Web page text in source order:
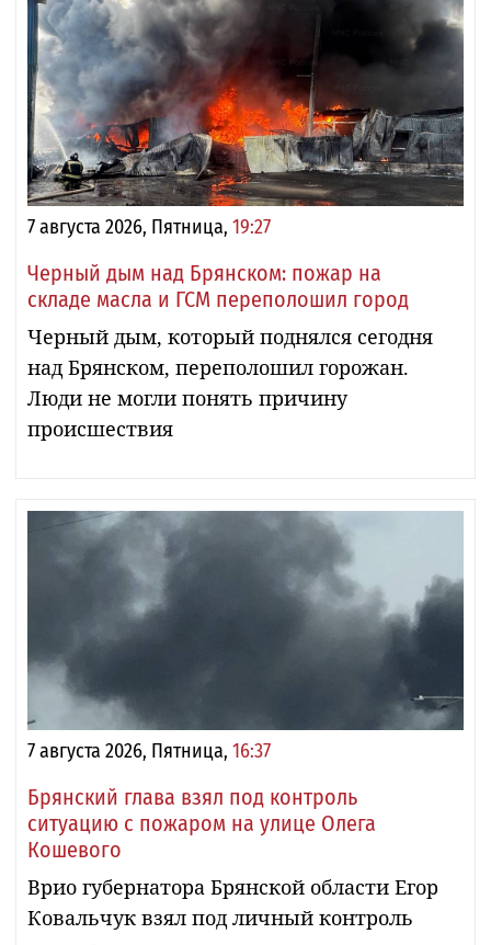
7 августа 2026, Пятница, 19:27
Черный дым над Брянском: пожар на
складе масла и ГСМ переполошил город
Черный дым, который поднялся сегодня
над Брянском, переполошил горожан.
Люди не могли понять причину
происшествия
7 августа 2026, Пятница, 16:37
Брянский глава взял под контроль
ситуацию с пожаром на улице Олега
Кошевого
Врио губернатора Брянской области Егор
Ковальчук взял под личный контроль